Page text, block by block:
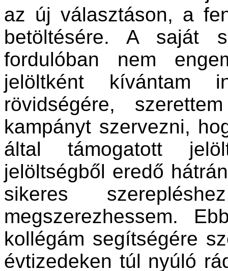
az új választáson, a
betöltésére. A saját
fordulóban nem
jelöltként kívántam
rövidségére,
kampányt szervezni,
által támogatott
jelöltségből eredő
sikeres
megszerezhessem.
kollégám segítségére
évtizedeken túl nyúló